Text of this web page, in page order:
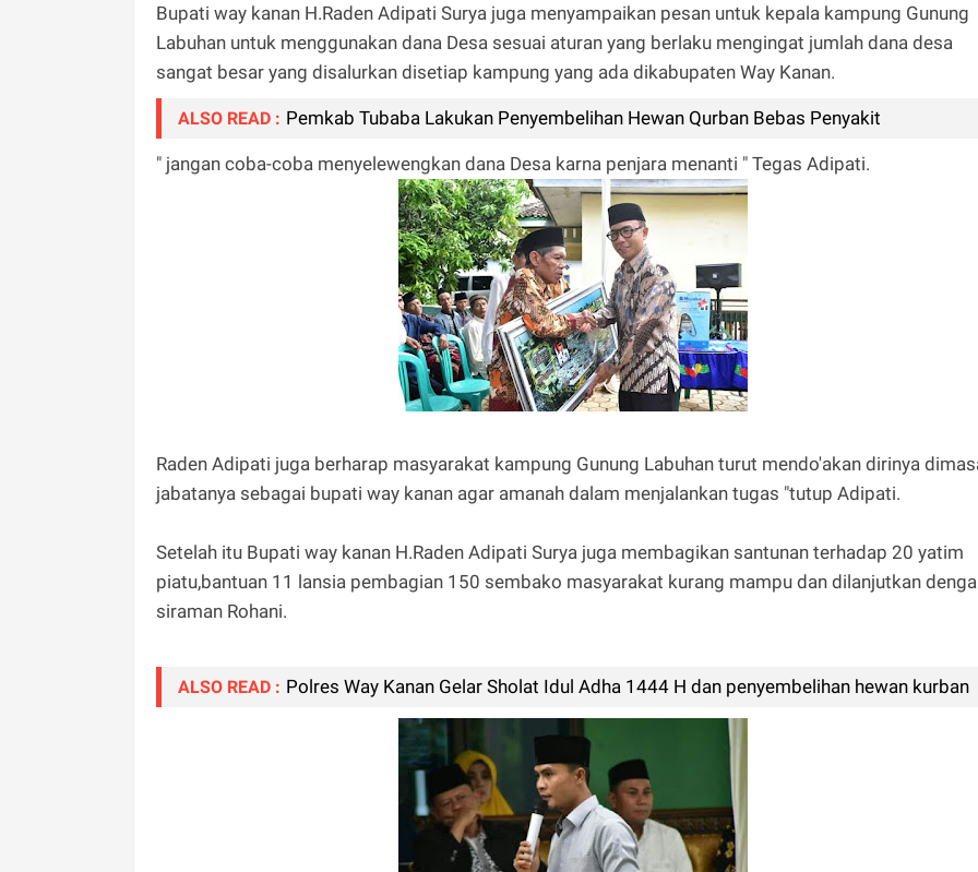
Bupati way kanan H.Raden Adipati Surya juga menyampaikan pesan untuk kepala kampung Gunung
Labuhan untuk menggunakan dana Desa sesuai aturan yang berlaku mengingat jumlah dana desa
sangat besar yang disalurkan disetiap kampung yang ada dikabupaten Way Kanan.
ALSO READ : Pemkab Tubaba Lakukan Penyembelihan Hewan Qurban Bebas Penyakit
" jangan coba-coba menyelewengkan dana Desa karna penjara menanti " Tegas Adipati.
Raden Adipati juga berharap masyarakat kampung Gunung Labuhan turut mendo'akan dirinya
jabatanya sebagai bupati way kanan agar amanah dalam menjalankan tugas "tutup Adipati.
Setelah itu Bupati way kanan H.Raden Adipati Surya juga membagikan santunan terhadap 20 yatim
piatu,bantuan 11 lansia pembagian 150 sembako masyarakat kurang mampu dan dilanjutkan
siraman Rohani.
ALSO READ : Polres Way Kanan Gelar Sholat Idul Adha 1444 H dan penyembelihan hewan kurban